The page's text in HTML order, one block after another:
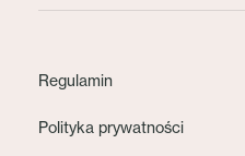
Regulamin
Polityka prywatności